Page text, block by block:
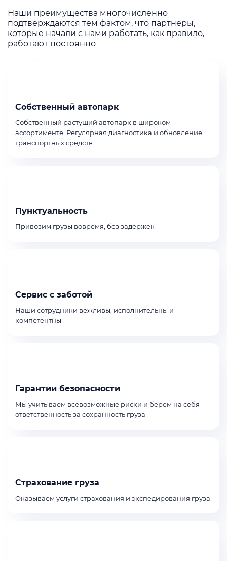
Наши преимущества многочисленно
подтверждаются тем фактом, что партнеры,
которые начали с нами работать, как правило,
работают постоянно
Собственный автопарк
Собственный растущий автопарк в широком
ассортименте. Регулярная диагностика и обновление
транспортных средств
Пунктуальность
Привозим грузы вовремя, без задержек
Сервис с заботой
Наши сотрудники вежливы, исполнительны и
компетентны
Гарантии безопасности
Мы учитываем всевозможные риски и берем на себя
ответственность за сохранность груза
Страхование груза
Оказываем услуги страхования и экспедирования груза